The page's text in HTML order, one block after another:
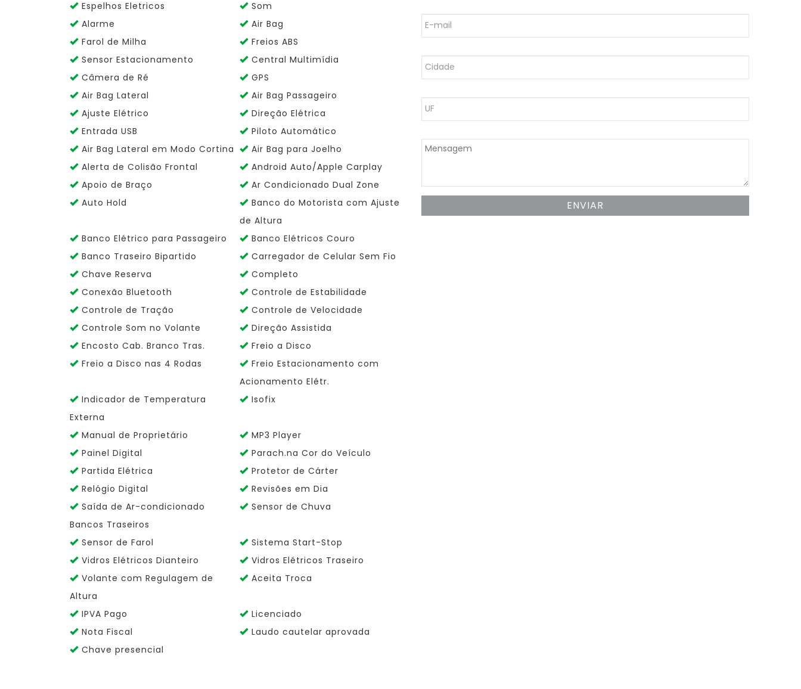
Espelhos Eletricos
Som
Alarme
Air Bag
Farol de Milha
Freios ABS
Sensor Estacionamento
Central Multimídia
Câmera de Ré
GPS
Air Bag Lateral
Air Bag Passageiro
Ajuste Elétrico
Direção Elétrica
Entrada USB
Piloto Automático
Air Bag Lateral em Modo Cortina
Air Bag para Joelho
Alerta de Colisão Frontal
Android Auto/Apple Carplay
Apoio de Braço
Ar Condicionado Dual Zone
Auto Hold
Banco do Motorista com Ajuste
de Altura
Banco Elétrico para Passageiro
Banco Elétricos Couro
Banco Traseiro Bipartido
Carregador de Celular Sem Fio
Chave Reserva
Completo
Conexão Bluetooth
Controle de Estabilidade
Controle de Tração
Controle de Velocidade
Controle Som no Volante
Direção Assistida
Encosto Cab. Branco Tras.
Freio a Disco
Freio a Disco nas 4 Rodas
Freio Estacionamento com
Acionamento Elétr.
Indicador de Temperatura
Externa
Isofix
Manual de Proprietário
MP3 Player
Painel Digital
Parach.na Cor do Veículo
Partida Elétrica
Protetor de Cárter
Relógio Digital
Revisões em Dia
Saída de Ar-condicionado
Bancos Traseiros
Sensor de Chuva
Sensor de Farol
Sistema Start-Stop
Vidros Elétricos Dianteiro
Vidros Elétricos Traseiro
Volante com Regulagem de
Altura
Aceita Troca
IPVA Pago
Licenciado
Nota Fiscal
Laudo cautelar aprovada
Chave presencial
ENVIAR